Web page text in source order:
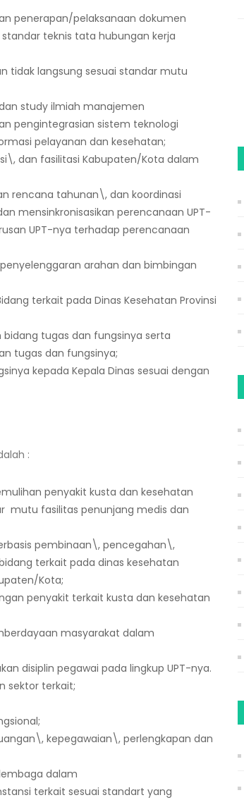
penerapan/pelaksanaan dokumen
teknis tata hubungan kerja
tidak langsung sesuai standar mutu
study ilmiah manajemen
pengintegrasian sistem teknologi
pelayanan dan kesehatan;
dan fasilitasi Kabupaten/Kota dalam
rencana tahunan\, dan koordinasi
mensinkronisasikan perencanaan UPT-
UPT-nya terhadap perencanaan
arahan dan bimbingan
terkait pada Dinas Kesehatan Provinsi
bidang tugas dan fungsinya serta
tugas dan fungsinya;
kepada Kepala Dinas sesuai dengan
:
penyakit kusta dan kesehatan
mutu fasilitas penunjang medis dan
pembinaan\, pencegahan\,
terkait pada dinas kesehatan
Kota;
penyakit terkait kusta dan kesehatan
masyarakat dalam
disiplin pegawai pada lingkup UPT-nya.
sektor terkait;
kepegawaian\, perlengkapan dan
dalam
terkait sesuai standart yang